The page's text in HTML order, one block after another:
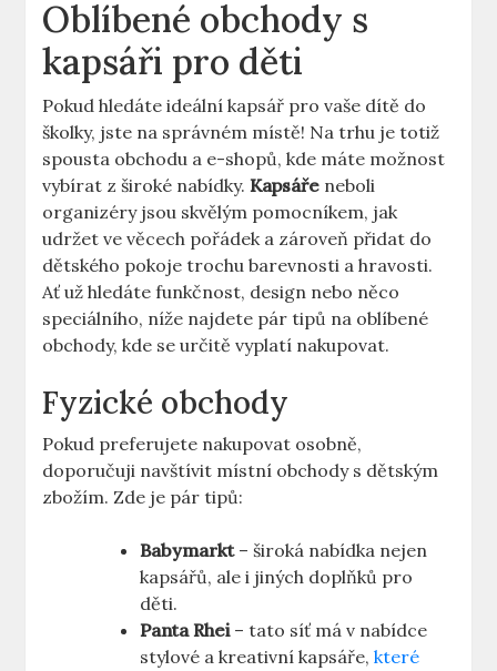
Oblíbené obchody s
kapsáři pro děti
Pokud hledáte ideální kapsář pro vaše dítě do
školky, jste na správném místě! Na trhu je totiž
spousta obchodu a e-shopů, kde máte možnost
vybírat z široké nabídky.Kapsáře neboli
organizéry jsou skvělým pomocníkem, jak
udržet ve věcech pořádek a zároveň přidat do
dětského pokoje trochu barevnosti a hravosti.
Ať už hledáte funkčnost, design nebo něco
speciálního, níže najdete pár tipů na oblíbené
obchody, kde se určitě vyplatí nakupovat.
Fyzické obchody
Pokud preferujete nakupovat osobně,
doporučuji navštívit místní obchody s dětským
zbožím. Zde je pár tipů:
Babymarkt– široká nabídka nejen
kapsářů, ale i jiných doplňků pro
děti.
Panta Rhei– tato síť má v nabídce
stylové a kreativní kapsáře,které